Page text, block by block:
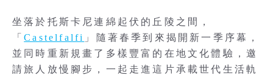
坐落於托斯卡尼連綿起伏的丘陵之間，
「Castelfalfi 」隨著春季到來揭開新一季序幕，
並同時重新規畫了多樣豐富的在地文化體驗，邀
請旅人放慢腳步，一起走進這片承載世代生活軌